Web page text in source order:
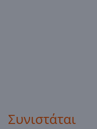
Συνιστάται